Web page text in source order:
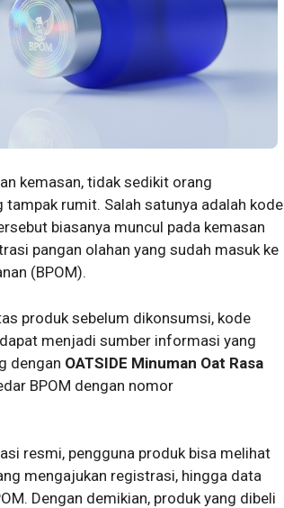
kemasan, tidak sedikit orang
rumit. Salah satunya adalah kode
biasanya muncul pada kemasan
pangan olahan yang sudah masuk ke
(BPOM).
produk sebelum dikonsumsi, kode
dapat menjadi sumber informasi yang
dengan OATSIDE Minuman Oat Rasa
BPOM dengan nomor
resmi, pengguna produk bisa melihat
mengajukan registrasi, hingga data
Dengan demikian, produk yang dibeli